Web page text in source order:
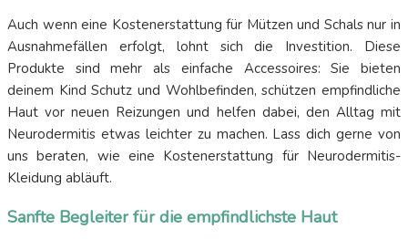
Auch wenn eine Kostenerstattung für Mützen und Schals nur in
Ausnahmefällen erfolgt, lohnt sich die Investition. Diese
Produkte sind mehr als einfache Accessoires: Sie bieten
deinem Kind Schutz und Wohlbefinden, schützen empfindliche
Haut vor neuen Reizungen und helfen dabei, den Alltag mit
Neurodermitis etwas leichter zu machen. Lass dich gerne von
uns beraten, wie eine Kostenerstattung für Neurodermitis-
Kleidung abläuft.
Sanfte Begleiter für die empfindlichste Haut